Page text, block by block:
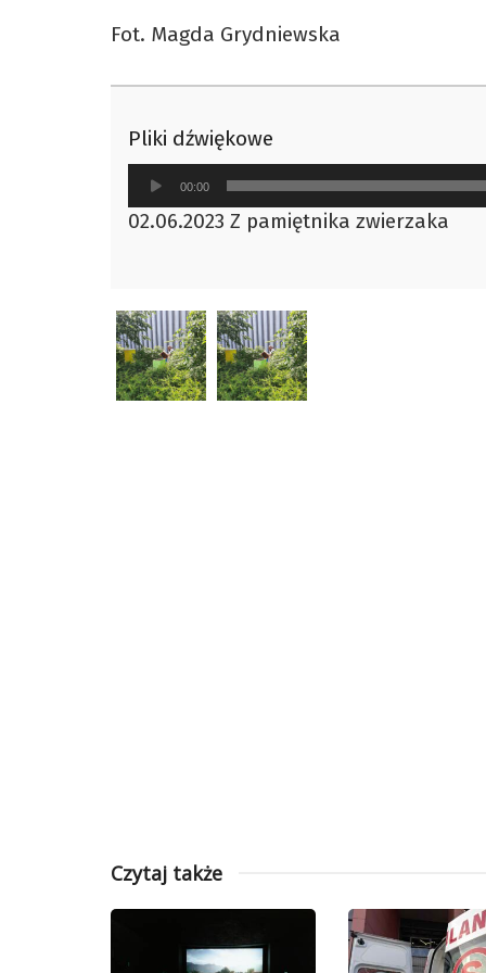
Fot. Magda Grydniewska
Pliki dźwiękowe
Odtwarzacz
plików
dźwiękowych
00:00
02.06.2023 Z pamiętnika zwierzaka
Czytaj także